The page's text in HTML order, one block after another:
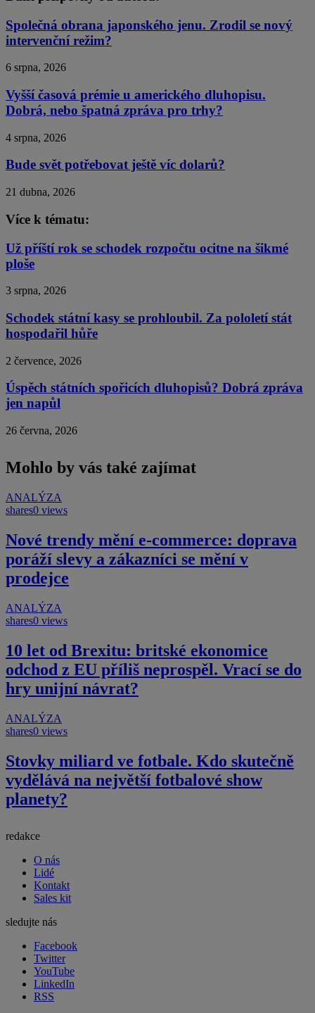
Společná obrana japonského jenu. Zrodil se nový
intervenční režim?
6 srpna, 2026
Vyšší časová prémie u amerického dluhopisu.
Dobrá, nebo špatná zpráva pro trhy?
4 srpna, 2026
Bude svět potřebovat ještě víc dolarů?
21 dubna, 2026
Více k tématu:
Už příští rok se schodek rozpočtu ocitne na šikmé
ploše
3 srpna, 2026
Schodek státní kasy se prohloubil. Za pololetí stát
hospodařil hůře
2 července, 2026
Úspěch státních spořicích dluhopisů? Dobrá zpráva
jen napůl
26 června, 2026
Mohlo by vás také zajímat
ANALÝZA
shares0 views
Nové trendy mění e-commerce: doprava
poráží slevy a zákazníci se mění v
prodejce
ANALÝZA
shares0 views
10 let od Brexitu: britské ekonomice
odchod z EU příliš neprospěl. Vrací se do
hry unijní návrat?
ANALÝZA
shares0 views
Stovky miliard ve fotbale. Kdo skutečně
vydělává na největší fotbalové show
planety?
redakce
O nás
Lidé
Kontakt
Sales kit
sledujte nás
Facebook
Twitter
YouTube
LinkedIn
RSS